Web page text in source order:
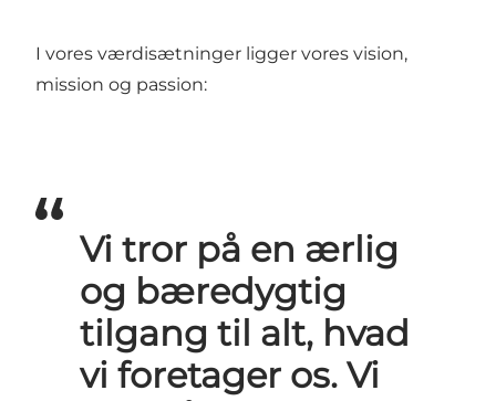
I vores værdisætninger ligger vores vision,
mission og passion:
Vi tror på en ærlig
og bæredygtig
tilgang til alt, hvad
vi foretager os. Vi